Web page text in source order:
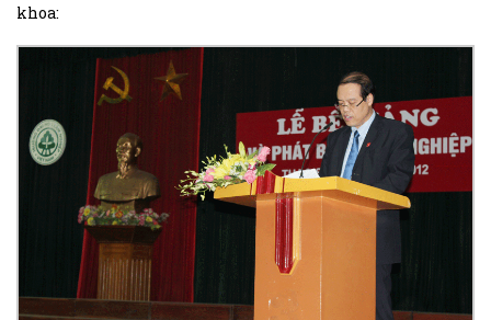
khoa: